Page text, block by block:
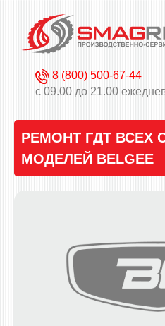
8 (800) 500-67-44
с 09.00 до 21.00
РЕМОНТ ГДТ
МОДЕЛЕЙ BELGEE